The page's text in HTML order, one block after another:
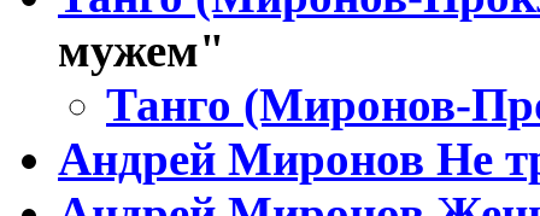
мужем"
Танго (Миронов-
Андрей Миронов Не